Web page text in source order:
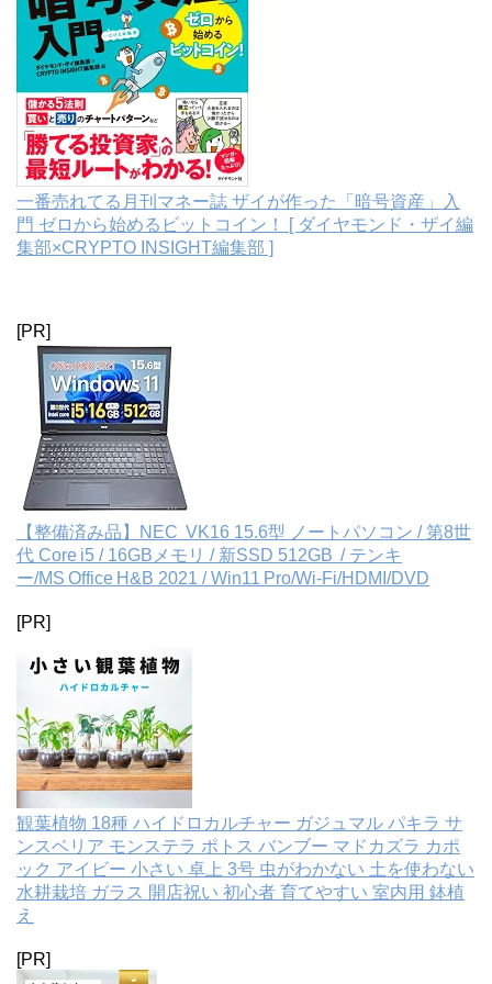
一番売れてる月刊マネー誌 ザイが作った「暗号資産」入
門 ゼロから始めるビットコイン！ [ ダイヤモンド・ザイ編
集部×CRYPTO INSIGHT編集部 ]
[PR]
【整備済み品】NEC VK16 15.6型 ノートパソコン / 第8世
代 Core i5 / 16GBメモリ / 新SSD 512GB / テンキ
ー/MS Office H&B 2021 / Win11 Pro/Wi‑Fi/HDMI/DVD
[PR]
観葉植物 18種 ハイドロカルチャー ガジュマル パキラ サ
ンスベリア モンステラ ポトス バンブー マドカズラ カポ
ック アイビー 小さい 卓上 3号 虫がわかない 土を使わない
水耕栽培 ガラス 開店祝い 初心者 育てやすい 室内用 鉢植
え
[PR]